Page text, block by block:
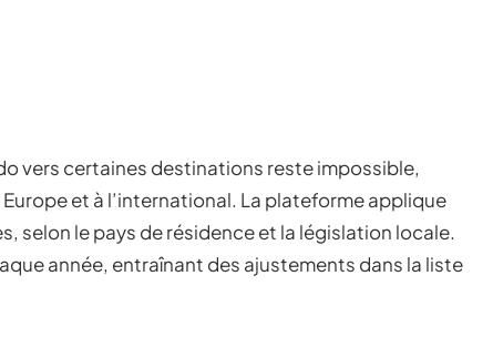
vers certaines destinations reste impossible,
et à l’international. La plateforme applique
selon le pays de résidence et la législation locale.
année, entraînant des ajustements dans la liste